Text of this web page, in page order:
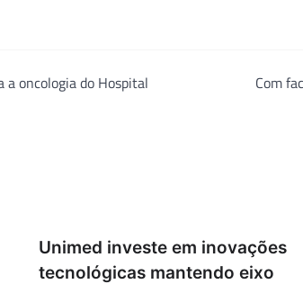
a oncologia do Hospital
Com
Unimed investe em inovações
tecnológicas mantendo eixo